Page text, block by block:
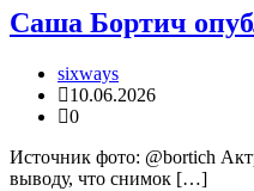
Саша Бортич
sixways
10.06.2026
0
Источник фото: @bortich
выводу, что снимок […]